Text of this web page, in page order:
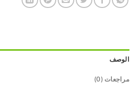
الوصف
مراجعات (0)